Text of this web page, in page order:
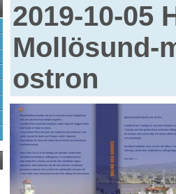
2019-10-05
Mollösund-
ostron